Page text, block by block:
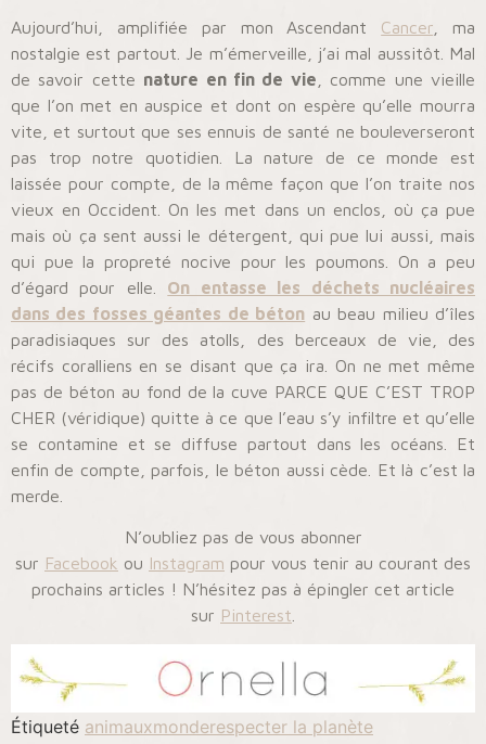
Aujourd’hui, amplifiée par mon Ascendant Cancer , ma
nostalgie est partout. Je m’émerveille, j’ai mal aussitôt. Mal
de savoir cette nature en fin de vie , comme une vieille
que l’on met en auspice et dont on espère qu’elle mourra
vite, et surtout que ses ennuis de santé ne bouleverseront
pas trop notre quotidien. La nature de ce monde est
laissée pour compte, de la même façon que l’on traite nos
vieux en Occident. On les met dans un enclos, où ça pue
mais où ça sent aussi le détergent, qui pue lui aussi, mais
qui pue la propreté nocive pour les poumons. On a peu
d’égard pour elle. On entasse les déchets nucléaires
dans des fosses géantes de béton au beau milieu d’îles
paradisiaques sur des atolls, des berceaux de vie, des
récifs coralliens en se disant que ça ira. On ne met même
pas de béton au fond de la cuve PARCE QUE C’EST TROP
CHER (véridique) quitte à ce que l’eau s’y infiltre et qu’elle
se contamine et se diffuse partout dans les océans. Et
enfin de compte, parfois, le béton aussi cède. Et là c’est la
merde.
N’oubliez pas de vous abonner
sur Facebook ou Instagram pour vous tenir au courant des
prochains articles ! N’hésitez pas à épingler cet article
sur Pinterest
Étiqueté animauxmonderespecter la planète